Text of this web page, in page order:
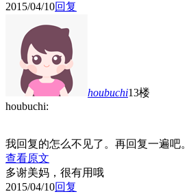
2015/04/10回复
houbuchi13楼
houbuchi:
我回复的怎么不见了。再回复一遍吧。
查看原文
多谢美妈，很有用哦
2015/04/10回复